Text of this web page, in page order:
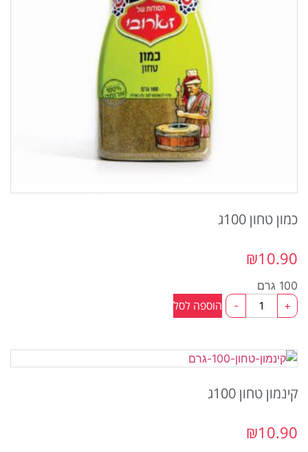
כמון טחון 100ג
₪10.90
100 גרם
-
כמות
כמון
+ הוספה לסל
קינמון טחון 100ג
₪10.90